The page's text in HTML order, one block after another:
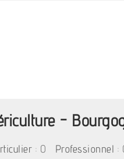
-
: 0 Professionnel :